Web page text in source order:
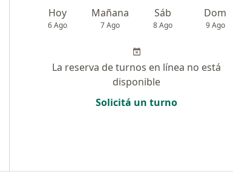
Hoy
6 Ago
Mañana
7 Ago
Sáb
8 Ago
Dom
9 Ago
La reserva de turnos en línea no está
disponible
Solicitá un turno